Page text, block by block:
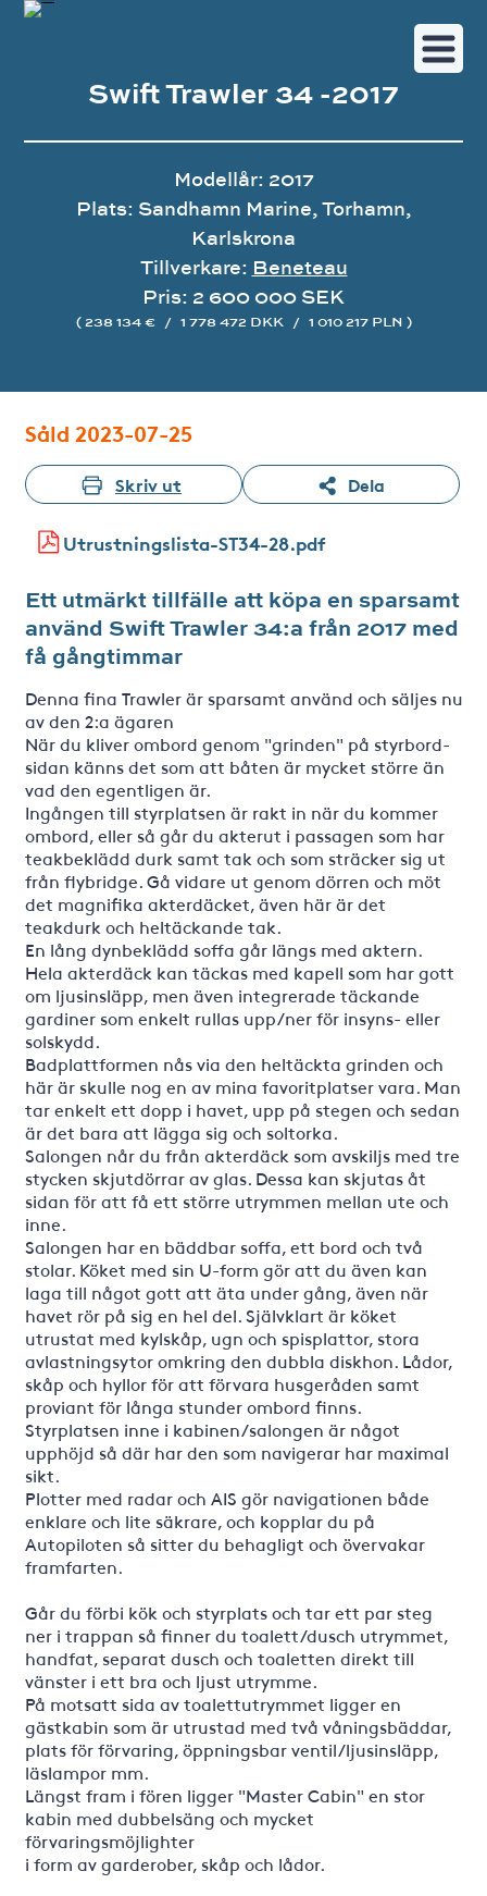
Swift Trawler 34 -2017
Modellår: 2017
Plats: Sandhamn Marine, Torhamn,
Karlskrona
Tillverkare: Beneteau
Pris: 2 600 000 SEK
( 238 134 € / 1 778 472 DKK / 1 010 217 PLN )
Såld 2023-07-25
Skriv ut Dela
Utrustningslista-ST34-28.pdf
Ett utmärkt tillfälle att köpa en sparsamt
använd Swift Trawler 34:a från 2017 med
få gångtimmar
Denna fina Trawler är sparsamt använd och säljes nu
av den 2:a ägaren
När du kliver ombord genom "grinden" på styrbord-
sidan känns det som att båten är mycket större än
vad den egentligen är.
Ingången till styrplatsen är rakt in när du kommer
ombord, eller så går du akterut i passagen som har
teakbeklädd durk samt tak och som sträcker sig ut
från flybridge. Gå vidare ut genom dörren och möt
det magnifika akterdäcket, även här är det
teakdurk och heltäckande tak.
En lång dynbeklädd soffa går längs med aktern.
Hela akterdäck kan täckas med kapell som har gott
om ljusinsläpp, men även integrerade täckande
gardiner som enkelt rullas upp/ner för insyns- eller
solskydd.
Badplattformen nås via den heltäckta grinden och
här är skulle nog en av mina favoritplatser vara. Man
tar enkelt ett dopp i havet, upp på stegen och sedan
är det bara att lägga sig och soltorka.
Salongen når du från akterdäck som avskiljs med tre
stycken skjutdörrar av glas. Dessa kan skjutas åt
sidan för att få ett större utrymmen mellan ute och
inne.
Salongen har en bäddbar soffa, ett bord och två
stolar. Köket med sin U-form gör att du även kan
laga till något gott att äta under gång, även när
havet rör på sig en hel del. Självklart är köket
utrustat med kylskåp, ugn och spisplattor, stora
avlastningsytor omkring den dubbla diskhon. Lådor,
skåp och hyllor för att förvara husgeråden samt
proviant för långa stunder ombord finns.
Styrplatsen inne i kabinen/salongen är något
upphöjd så där har den som navigerar har maximal
sikt.
Plotter med radar och AIS gör navigationen både
enklare och lite säkrare, och kopplar du på
Autopiloten så sitter du behagligt och övervakar
framfarten.
Går du förbi kök och styrplats och tar ett par steg
ner i trappan så finner du toalett/dusch utrymmet,
handfat, separat dusch och toaletten direkt till
vänster i ett bra och ljust utrymme.
På motsatt sida av toalettutrymmet ligger en
gästkabin som är utrustad med två våningsbäddar,
plats för förvaring, öppningsbar ventil/ljusinsläpp,
läslampor mm.
Längst fram i fören ligger "Master Cabin" en stor
kabin med dubbelsäng och mycket
förvaringsmöjlighter
i form av garderober, skåp och lådor.